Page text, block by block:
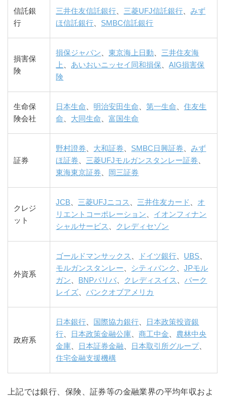
信託銀
行
三井住友信託銀行、三菱UFJ信託銀行、みず
ほ信託銀行、 SMBC信託銀行
損害保
険
損保ジャパン、東京海上日動、三井住友海
上、 あいおいニッセイ同和損保、AIG損害保
険
生命保
険会社
日本生命、 明治安田生命、第一生命、住友生
命、 大同生命、富国生命
証券
野村證券、 大和証券、 SMBC日興証券、みず
ほ証券、三菱UFJモルガンスタンレー証券、
東海東京証券、 岡三証券
クレジ
ット
JCB、三菱UFJニコス 、三井住友カード 、 オ
リエントコーポレーション、 イオンフィナン
シャルサービス 、 クレディセゾン
外資系
ゴールドマンサックス 、 ドイツ銀行、 UBS、
モルガンスタンレー、 シティバンク 、JPモル
ガン、 BNPパリバ、 クレディスイス 、バーク
レイズ、バンクオブアメリカ
政府系
日本銀行、 国際協力銀行、
日本政策投資銀
行、 日本政策金融公庫、商工中金、 農林中央
金庫、 日本証券金融、 日本取引所グループ、
住宅金融支援機構
上記では銀行、保険、証券等の金融業界の平均年収およ